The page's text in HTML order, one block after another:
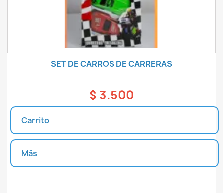
SET DE CARROS DE CARRERAS
$ 3.500
Carrito
Más